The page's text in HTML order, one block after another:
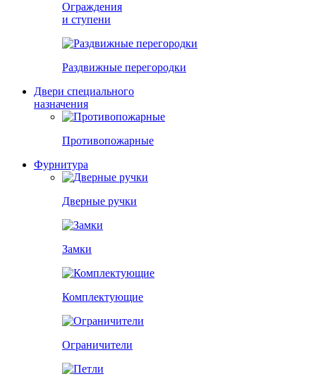
Ограждения
и ступени
Раздвижные перегородки
Двери специального
назначения
Противопожарные
Фурнитура
Дверные ручки
Замки
Комплектующие
Ограничители